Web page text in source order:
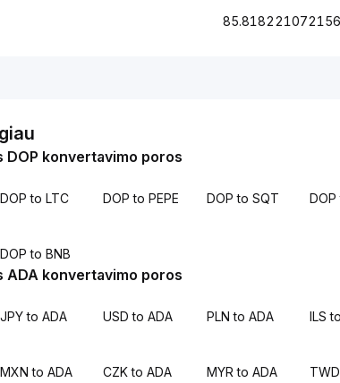
DOP konvertavimo poros
DOP to LTC DOP to PEPE DOP to SQT DOP
DOP to BNB
ADA konvertavimo poros
JPY to ADA USD to ADA PLN to ADA ILS
MXN to ADA CZK to ADA MYR to ADA